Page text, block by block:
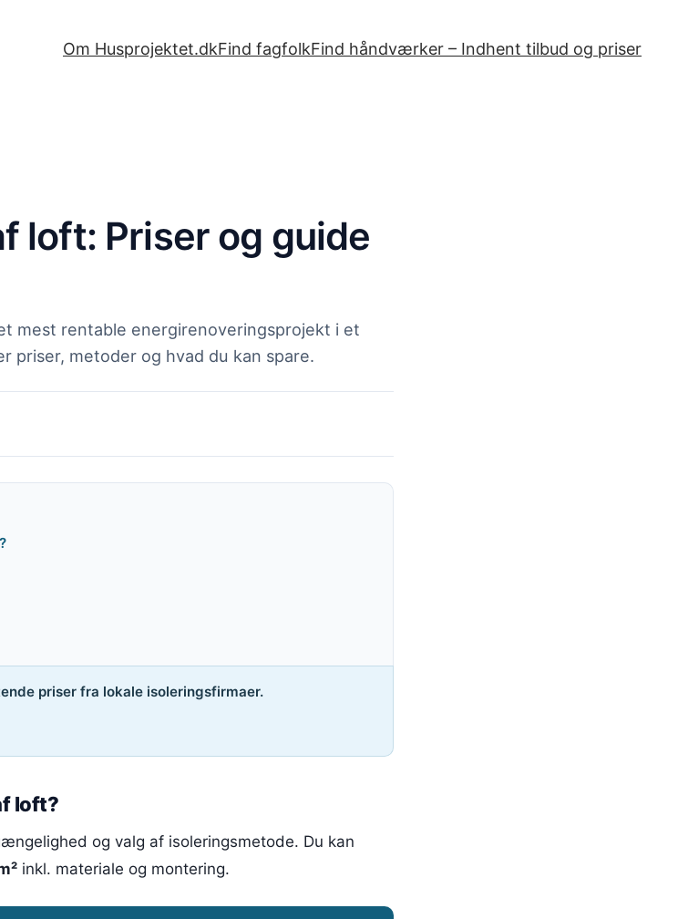
Om Husprojektet.dkFind fagfolkFind håndværker – Indhent tilbud og priser
loft: Priser og guide
mest rentable energirenoveringsprojekt i et
priser, metoder og hvad du kan spare.
priser fra lokale isoleringsfirmaer.
loft?
og valg af isoleringsmetode. Du kan
inkl. materiale og montering.